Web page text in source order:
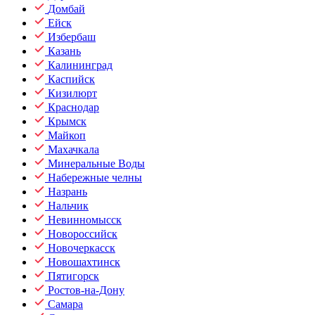
Домбай
Ейск
Избербаш
Казань
Калининград
Каспийск
Кизилюрт
Краснодар
Крымск
Майкоп
Махачкала
Минеральные Воды
Набережные челны
Назрань
Нальчик
Невинномысск
Новороссийск
Новочеркасск
Новошахтинск
Пятигорск
Ростов-на-Дону
Самара